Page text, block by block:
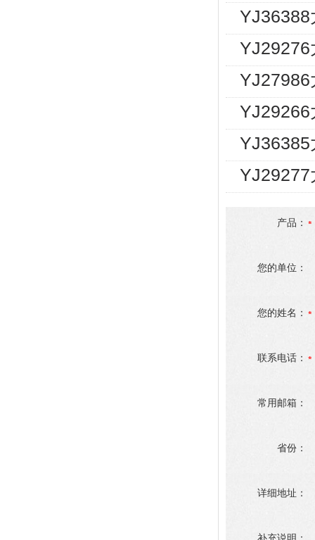
YJ36388
YJ29276
YJ27986
YJ29266
YJ36385
YJ29277
产品：
您的单位：
您的姓名：
联系电话：
常用邮箱：
省份：
详细地址：